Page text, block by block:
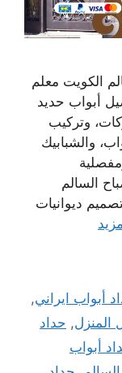
الكويت معلم
أبواب حديد
وتركيب
والشبابيك
السالم
ديوانيات
أبواب ايراني,
المنزل, حداد
أبواب